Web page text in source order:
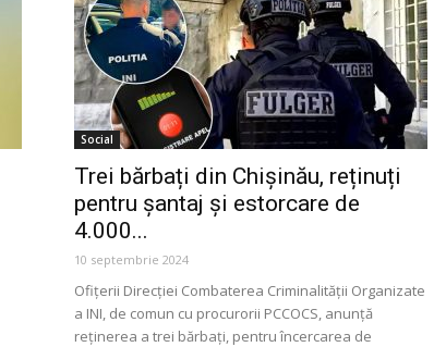
Social
Trei bărbați din Chișinău, reținuți
pentru șantaj și estorcare de
4.000...
10 septembrie 2024
Ofițerii Direcției Combaterea Criminalității Organizate
a INI, de comun cu procurorii PCCOCS, anunță
reținerea a trei bărbați, pentru încercarea de